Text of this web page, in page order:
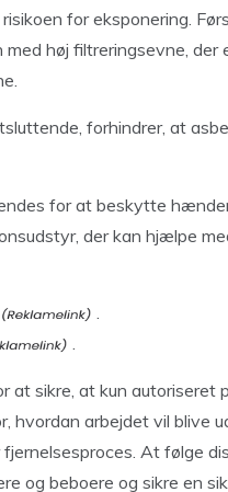
for eksponering.
høj filtreringsevne, der
forhindrer, at
for at beskytte
der kan hjælpe
.
.
sikre, at kun autoriseret
hvordan arbejdet vil blive
At følge
og beboere og sikre en